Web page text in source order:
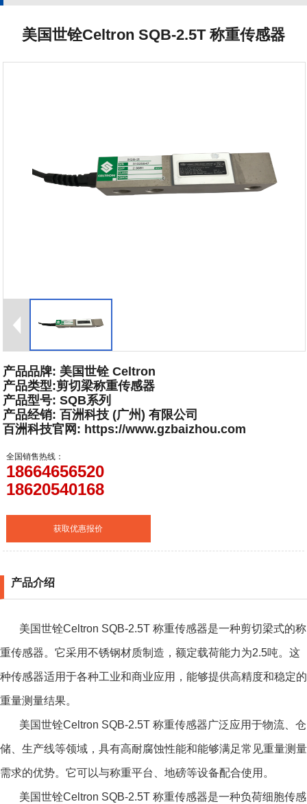
美国世铨Celtron SQB-2.5T 称重传感器
产品品牌: 美国世铨 Celtron
产品类型:剪切梁称重传感器
产品型号: SQB系列
产品经销: 百洲科技 (广州) 有限公司
百洲科技官网: https://www.gzbaizhou.com
全国销售热线：
18664656520
18620540168
获取优惠报价
产品介绍
美国世铨Celtron SQB-2.5T 称重传感器是一种剪切梁式的称
重传感器。它采用不锈钢材质制造，额定载荷能力为2.5吨。这
种传感器适用于各种工业和商业应用，能够提供高精度和稳定的
重量测量结果。
美国世铨Celtron SQB-2.5T 称重传感器广泛应用于物流、仓
储、生产线等领域，具有高耐腐蚀性能和能够满足常见重量测量
需求的优势。它可以与称重平台、地磅等设备配合使用。
美国世铨Celtron SQB-2.5T 称重传感器是一种负荷细胞传感